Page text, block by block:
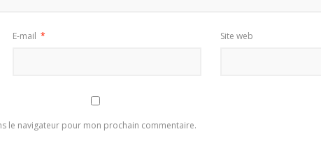
E-mail * Site web
le navigateur pour mon prochain commentaire.